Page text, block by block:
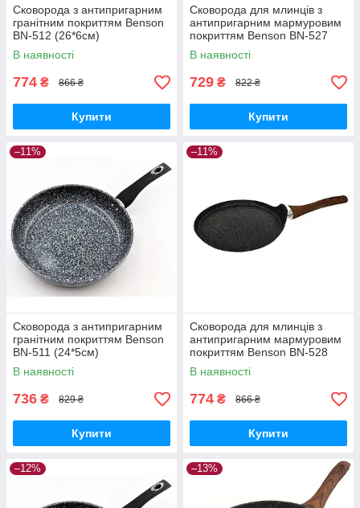
Сковорода з антипригарним
гранітним покриттям Benson
BN-512 (26*6см)
В наявності
774 ₴ 866 ₴
Купити
Сковорода для млинців з
антипригарним мармуровим
покриттям Benson BN-527
Ø22см
В наявності
729 ₴ 822 ₴
Купити
–11%
Сковорода з антипригарним
гранітним покриттям Benson
BN-511 (24*5см)
В наявності
736 ₴ 829 ₴
Купити
–11%
Сковорода для млинців з
антипригарним мармуровим
покриттям Benson BN-528
Ø24см
В наявності
774 ₴ 866 ₴
Купити
–12% –13%